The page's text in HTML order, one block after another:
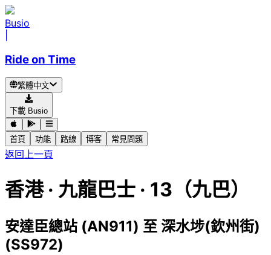
Busio
Ride on Time
繁體中文
下載 Busio
首頁 功能 路線 博客 常見問題
返回上一頁
香港· 九龍巴士 · 13（九巴）
安達臣總站 (AN911) 至 深水埗(欽州街)
(SS972)